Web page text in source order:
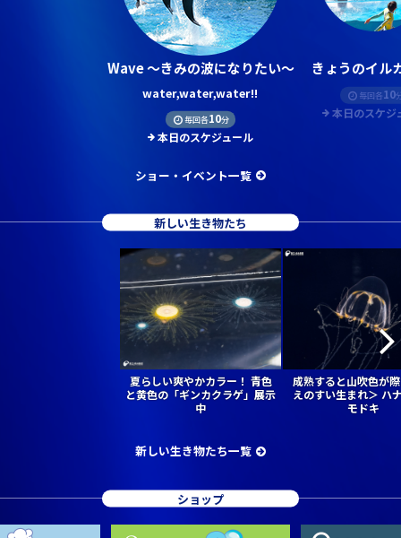
Wave ～きみの波になりたい～
water,water,water!!
毎回各10分
本日のスケジュール
きょうのイル
毎回各10
本日のスケジ
ショー・イベント一覧
新しい生き物たち
夏らしい爽やかカラー！ 青色
と黄色の「ギンカクラゲ」展示
中
成熟すると山吹色が
えのすい生まれ＞ ハ
モドキ
新しい生き物たち一覧
ショップ